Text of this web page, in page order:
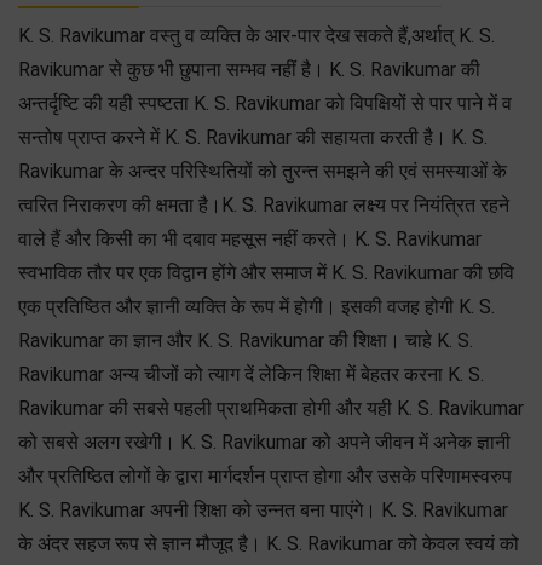
K. S. Ravikumar वस्तु व व्यक्ति के आर-पार देख सकते हैं,अर्थात् K. S.
Ravikumar से कुछ भी छुपाना सम्भव नहीं है। K. S. Ravikumar की
अन्तर्दृष्टि की यही स्पष्टता K. S. Ravikumar को विपक्षियों से पार पाने में व
सन्तोष प्राप्त करने में K. S. Ravikumar की सहायता करती है। K. S.
Ravikumar के अन्दर परिस्थितियों को तुरन्त समझने की एवं समस्याओं के
त्वरित निराकरण की क्षमता है।K. S. Ravikumar लक्ष्य पर नियंत्रित रहने
वाले हैं और किसी का भी दबाव महसूस नहीं करते। K. S. Ravikumar
स्वभाविक तौर पर एक विद्वान होंगे और समाज में K. S. Ravikumar की छवि
एक प्रतिष्ठित और ज्ञानी व्यक्ति के रूप में होगी। इसकी वजह होगी K. S.
Ravikumar का ज्ञान और K. S. Ravikumar की शिक्षा। चाहे K. S.
Ravikumar अन्य चीजों को त्याग दें लेकिन शिक्षा में बेहतर करना K. S.
Ravikumar की सबसे पहली प्राथमिकता होगी और यही K. S. Ravikumar
को सबसे अलग रखेगी। K. S. Ravikumar को अपने जीवन में अनेक ज्ञानी
और प्रतिष्ठित लोगों के द्वारा मार्गदर्शन प्राप्त होगा और उसके परिणामस्वरुप
K. S. Ravikumar अपनी शिक्षा को उन्नत बना पाएंगे। K. S. Ravikumar
के अंदर सहज रूप से ज्ञान मौजूद है। K. S. Ravikumar को केवल स्वयं को